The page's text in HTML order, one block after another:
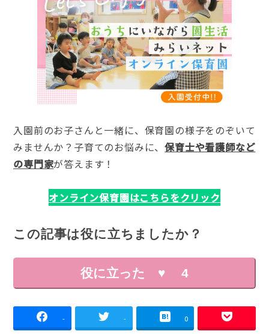
入園前のお子さんと一緒に、保育園の様子をのぞいて
みませんか？子育てのお悩みに、保育士や看護師など
の専門家が答えます！
オンライン保育園はこちらをクリック
この記事は役に立ちましたか？
役に立った ♥ 4
- - 0